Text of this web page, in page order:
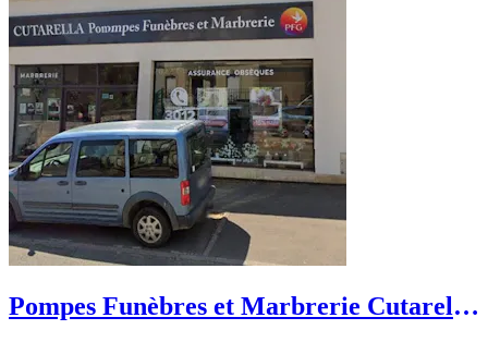
Pompes Funèbres et Marbrerie Cutarella